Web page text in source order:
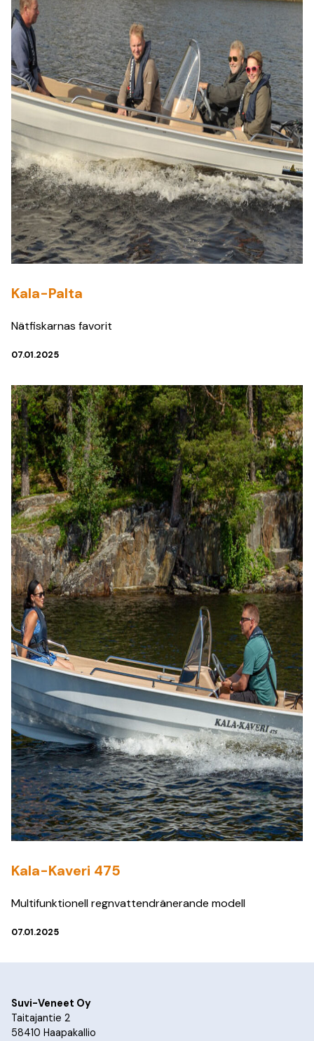
Kala-Palta
Nätfiskarnas favorit
07.01.2025
Kala-Kaveri 475
Multifunktionell regnvattendränerande modell
07.01.2025
Suvi-Veneet Oy
Taitajantie 2
58410 Haapakallio